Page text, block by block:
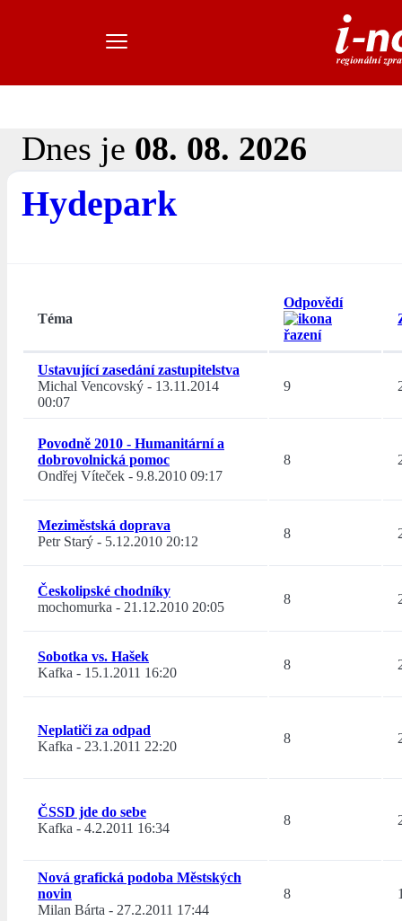
Dnes je 08. 08. 2026
Hydepark
Téma
Odpovědí
Ustavující zasedání zastupitelstva
Michal Vencovský - 13.11.2014
00:07
9
Povodně 2010 - Humanitární a
dobrovolnická pomoc
Ondřej Víteček - 9.8.2010 09:17
8
Meziměstská doprava
Petr Starý - 5.12.2010 20:12
8
Českolipské chodníky
mochomurka - 21.12.2010 20:05
8
Sobotka vs. Hašek
Kafka - 15.1.2011 16:20
8
Neplatiči za odpad
Kafka - 23.1.2011 22:20
8
ČSSD jde do sebe
Kafka - 4.2.2011 16:34
8
Nová grafická podoba Městských
novin
Milan Bárta - 27.2.2011 17:44
8